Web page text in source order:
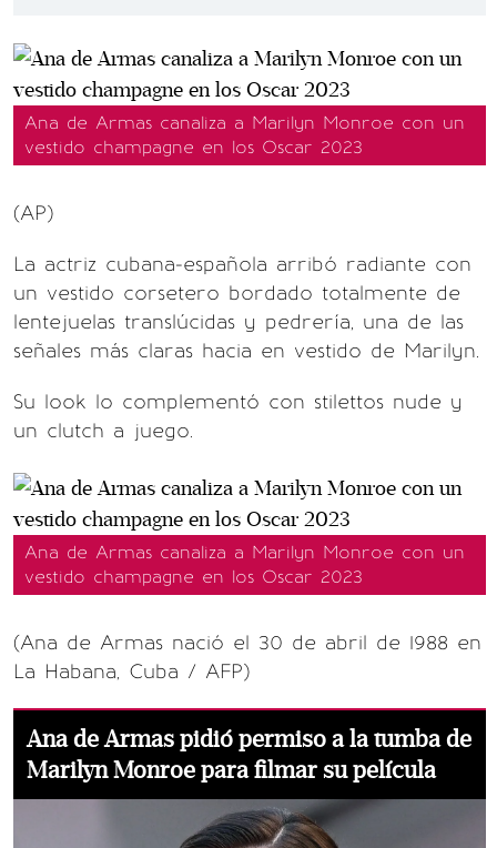
Ana de Armas canaliza a Marilyn Monroe con un
vestido champagne en los Oscar 2023
(AP)
La actriz cubana-española arribó radiante con
un vestido corsetero bordado totalmente de
lentejuelas translúcidas y pedrería, una de las
señales más claras hacia en vestido de Marilyn.
Su look lo complementó con stilettos nude y
un clutch a juego.
Ana de Armas canaliza a Marilyn Monroe con un
vestido champagne en los Oscar 2023
(Ana de Armas nació el 30 de abril de 1988 en
La Habana, Cuba / AFP)
Ana de Armas pidió permiso a la tumba de
Marilyn Monroe para filmar su película